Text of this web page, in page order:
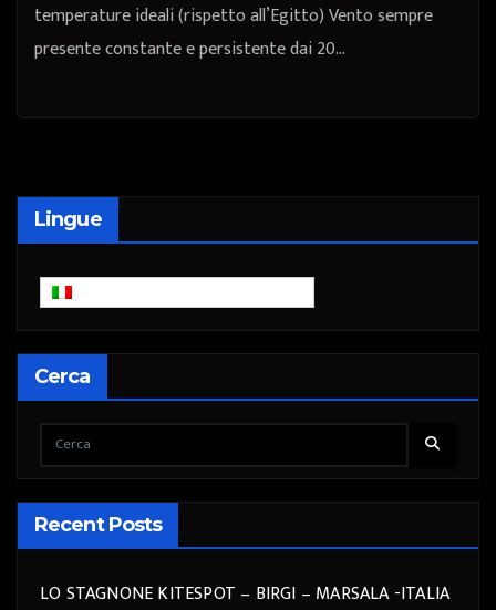
temperature ideali (rispetto all’Egitto) Vento sempre
presente constante e persistente dai 20…
Lingue
Cerca
Recent Posts
LO STAGNONE KITESPOT – BIRGI – MARSALA -ITALIA